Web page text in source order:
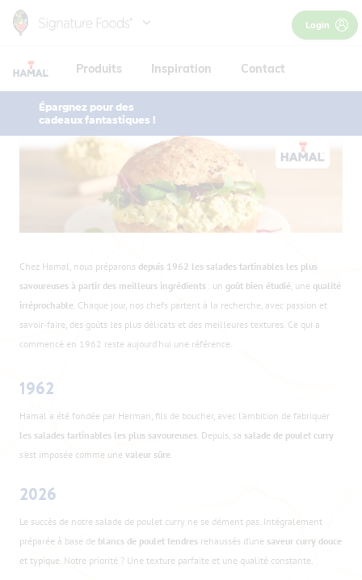
Skip
content
Login
Produits Inspiration Contact
Épargnez pour des
cadeaux fantastiques !
Chez Hamal, nous préparons depuis 1962 les salades tartinables les plus
savoureuses à partir des meilleurs ingrédients : un goût bien étudié, une qualité
irréprochable. Chaque jour, nos chefs partent à la recherche, avec passion et
savoir-faire, des goûts les plus délicats et des meilleures textures. Ce qui a
commencé en 1962 reste aujourd’hui une référence.
1962
Hamal a été fondée par Herman, fils de boucher, avec l’ambition de fabriquer
les salades tartinables les plus savoureuses. Depuis, sa salade de poulet curry
s’est imposée comme une valeur sûre.
2026
Le succès de notre salade de poulet curry ne se dément pas. Intégralement
préparée à base de blancs de poulet tendres rehaussés d’une saveur curry douce
et typique. Notre priorité ? Une texture parfaite et une qualité constante.